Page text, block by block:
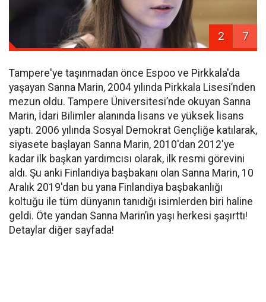
2 7
Tampere'ye taşınmadan önce Espoo ve Pirkkala'da
yaşayan Sanna Marin, 2004 yılında Pirkkala Lisesi’nden
mezun oldu. Tampere Üniversitesi’nde okuyan Sanna
Marin, İdari Bilimler alanında lisans ve yüksek lisans
yaptı. 2006 yılında Sosyal Demokrat Gençliğe katılarak,
siyasete başlayan Sanna Marin, 2010'dan 2012'ye
kadar ilk başkan yardımcısı olarak, ilk resmi görevini
aldı. Şu anki Finlandiya başbakanı olan Sanna Marin, 10
Aralık 2019'dan bu yana Finlandiya başbakanlığı
koltuğu ile tüm dünyanın tanıdığı isimlerden biri haline
geldi. Öte yandan Sanna Marin’in yaşı herkesi şaşırttı!
Detaylar diğer sayfada!